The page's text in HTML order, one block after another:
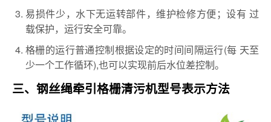
易损件少，水下无运转部件，维护检修方便；设有 过
载保护，运行安全可靠。
格栅的运行普通控制根据设定的时间间隔运行(每 天至
少一个工作循环),也可以实现前后水位差控制。
三、钢丝绳牵引格栅清污机型号表示方法